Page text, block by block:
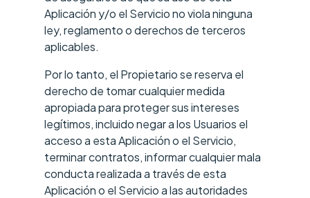
Aplicación y/o el Servicio no viola ninguna
ley, reglamento o derechos de terceros
aplicables.
Por lo tanto, el Propietario se reserva el
derecho de tomar cualquier medida
apropiada para proteger sus intereses
legítimos, incluido negar a los Usuarios el
acceso a esta Aplicación o el Servicio,
terminar contratos, informar cualquier mala
conducta realizada a través de esta
Aplicación o el Servicio a las autoridades